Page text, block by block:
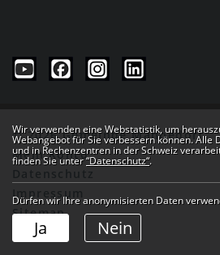
© 2026 Gemeinde Männedorf
Mein Konto
Impressum
Sitemap
Links
Webstatistik
Wir verwenden eine Webstatistik, um
Webangebot für Sie verbessern können. Alle
und in Rechenzentren in der Schweiz
finden Sie unter“Datenschutz“.
Dürfen wir Ihre anonymisierten Daten
Ja Nein